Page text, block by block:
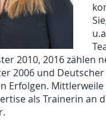
2010, 2016 zählen
2006 und
Erfolgen.
als Trainerin an